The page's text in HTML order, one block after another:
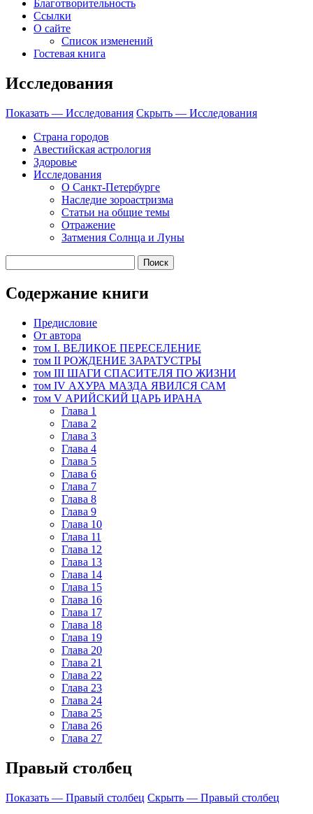
Благотворительность
Ссылки
О сайте
Список изменений
Гостевая книга
Исследования
Показать — Исследования Скрыть — Исследования
Страна городов
Авестийская астрология
Здоровье
Исследования
О Санкт-Петербурге
Наследие зороастризма
Cтатьи на общие темы
Отражение
Затмения Солнца и Луны
Содержание книги
Предисловие
От автора
том I. ВЕЛИКОЕ ПЕРЕСЕЛЕНИЕ
том II РОЖДЕНИЕ ЗАРАТУСТРЫ
том III ШАГИ СПАСИТЕЛЯ ПО ЖИЗНИ
том IV АХУРА МАЗДА ЯВИЛСЯ САМ
том V АРИЙСКИЙ ЦАРЬ ИРАНА
Глава 1
Глава 2
Глава 3
Глава 4
Глава 5
Глава 6
Глава 7
Глава 8
Глава 9
Глава 10
Глава 11
Глава 12
Глава 13
Глава 14
Глава 15
Глава 16
Глава 17
Глава 18
Глава 19
Глава 20
Глава 21
Глава 22
Глава 23
Глава 24
Глава 25
Глава 26
Глава 27
Правый столбец
Показать — Правый столбец Скрыть — Правый столбец